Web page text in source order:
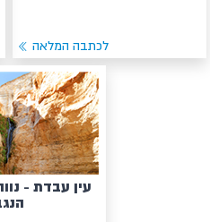
לכתבה המלאה
עין עבדת -